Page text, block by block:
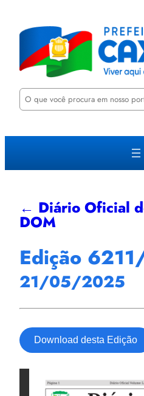
P
u
a
← Diário Oficial
DOM
Edição
21/05/2025
Download desta Edição